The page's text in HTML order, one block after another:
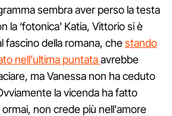
sembra aver perso la testa
la ‘fotonica' Katia, Vittorio si è
fascino della romana, chestando
nell'ultima puntataavrebbe
ma Vanessa non ha ceduto
la vicenda ha fatto
non crede più nell'amore